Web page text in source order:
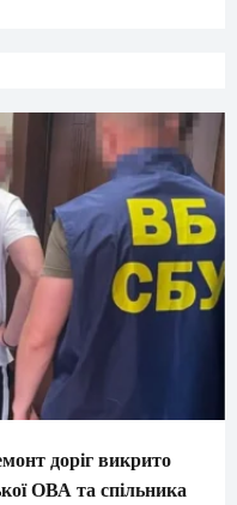
доріг викрито
ОВА та спільника